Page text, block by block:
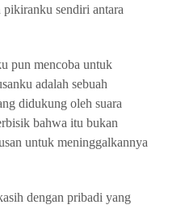
sendiri antara
pun mencoba untuk
adalah sebuah
didukung oleh suara
bahwa itu bukan
untuk meninggalkannya
dengan pribadi yang